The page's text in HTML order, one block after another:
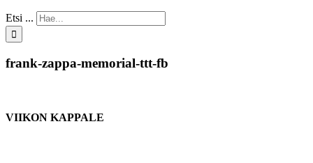
Etsi ...
frank-zappa-memorial-ttt-fb
VIIKON KAPPALE